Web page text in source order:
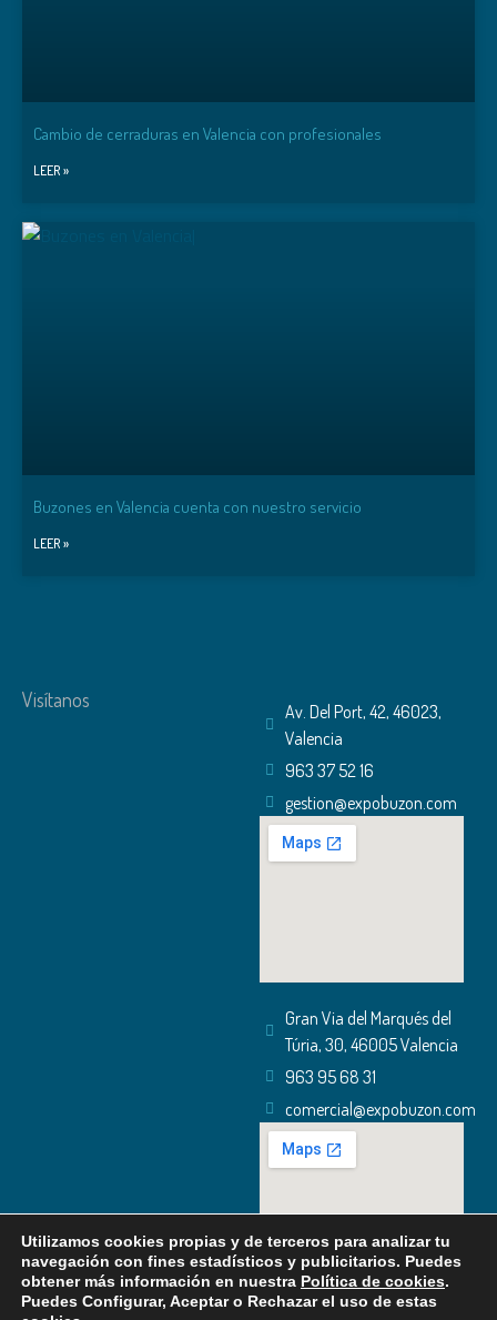
Cambio de cerraduras en Valencia con profesionales
LEER »
Buzones en Valencia cuenta con nuestro servicio
LEER »
Visítanos
Av. Del Port, 42, 46023,
Valencia
963 37 52 16
gestion@expobuzon.com
Gran Via del Marqués del
Túria, 30, 46005 Valencia
963 95 68 31
comercial@expobuzon.com
Utilizamos cookies propias y de terceros para analizar tu
navegación con fines estadísticos y publicitarios. Puedes
obtener más información en nuestra Política de cookies.
Puedes Configurar, Aceptar o Rechazar el uso de estas